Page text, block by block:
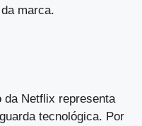
marca.
da Netflix representa
tecnológica. Por